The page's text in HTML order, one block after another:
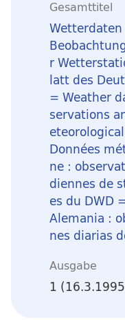
Gesamttitel
r
latt des
= Weather
servations
Données
ne :
diennes de
es du DWD
Alemania :
nes diarias
Ausgabe
1